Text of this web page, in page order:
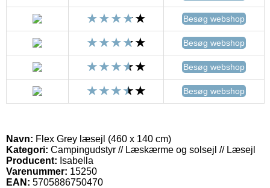
Besøg webshop
Besøg webshop
Besøg webshop
Besøg webshop
Navn: Flex Grey læsejl (460 x 140 cm)
Kategori: Campingudstyr // Læskærme og solsejl // Læsejl
Producent: Isabella
Varenummer: 15250
EAN: 5705886750470